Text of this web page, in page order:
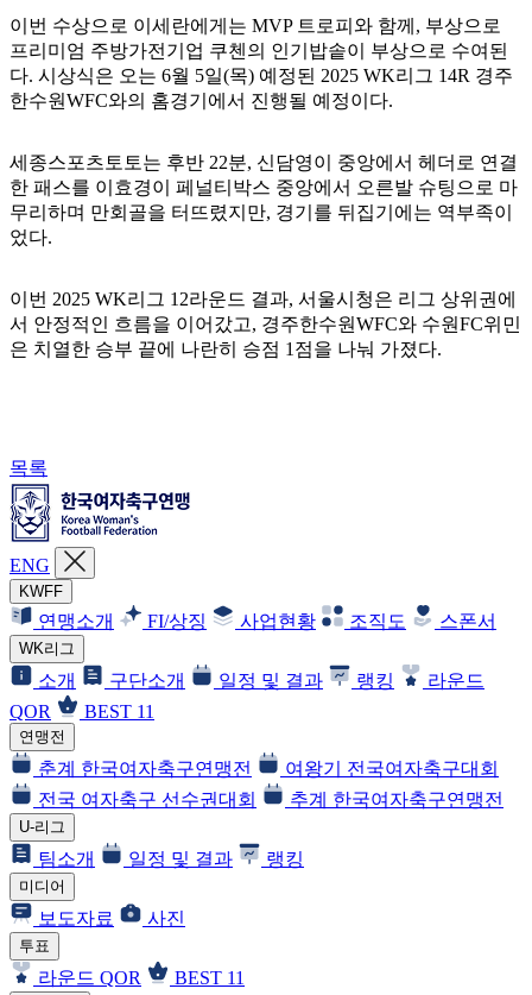
이번 수상으로 이세란에게는 MVP 트로피와 함께, 부상으로
프리미엄 주방가전기업 쿠첸의 인기밥솥이 부상으로 수여된
다. 시상식은 오는 6월 5일(목) 예정된 2025 WK리그 14R 경주
한수원WFC와의 홈경기에서 진행될 예정이다.
세종스포츠토토는 후반 22분, 신담영이 중앙에서 헤더로 연결
한 패스를 이효경이 페널티박스 중앙에서 오른발 슈팅으로 마
무리하며 만회골을 터뜨렸지만, 경기를 뒤집기에는 역부족이
었다.
이번 2025 WK리그 12라운드 결과, 서울시청은 리그 상위권에
서 안정적인 흐름을 이어갔고, 경주한수원WFC와 수원FC위민
은 치열한 승부 끝에 나란히 승점 1점을 나눠 가졌다.
목록
ENG
KWFF
연맹소개 FI/상징 사업현황 조직도 스폰서
WK리그
소개 구단소개 일정 및 결과 랭킹
라운드
QOR
BEST 11
연맹전
춘계 한국여자축구연맹전
여왕기 전국여자축구대회
전국 여자축구 선수권대회
추계 한국여자축구연맹전
U-리그
팀소개 일정 및 결과 랭킹
미디어
보도자료 사진
투표
라운드 QOR BEST 11